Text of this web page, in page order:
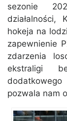
sezonie
hokeja na
zapewnienie
zdarzenia
ekstraligi
pozwala nam